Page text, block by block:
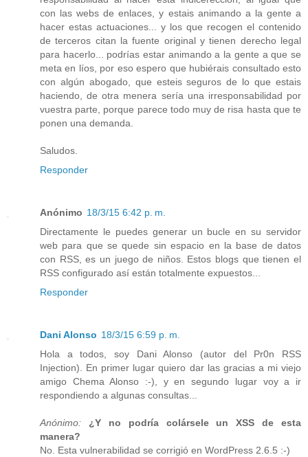
con las webs de enlaces, y estais animando a la gente a
hacer estas actuaciones... y los que recogen el contenido
de terceros citan la fuente original y tienen derecho legal
para hacerlo... podrías estar animando a la gente a que se
meta en líos, por eso espero que hubiérais consultado esto
con algún abogado, que esteis seguros de lo que estais
haciendo, de otra menera sería una irresponsabilidad por
vuestra parte, porque parece todo muy de risa hasta que te
ponen una demanda.
Saludos.
Responder
Anónimo 18/3/15 6:42 p. m.
Directamente le puedes generar un bucle en su servidor
web para que se quede sin espacio en la base de datos
con RSS, es un juego de niños. Estos blogs que tienen el
RSS configurado así están totalmente expuestos...
Responder
Dani Alonso 18/3/15 6:59 p. m.
Hola a todos, soy Dani Alonso (autor del Pr0n RSS
Injection). En primer lugar quiero dar las gracias a mi viejo
amigo Chema Alonso :-), y en segundo lugar voy a ir
respondiendo a algunas consultas...
Anónimo:
¿Y no podría colársele un XSS de esta
manera?
No. Esta vulnerabilidad se corrigió en WordPress 2.6.5 :-)